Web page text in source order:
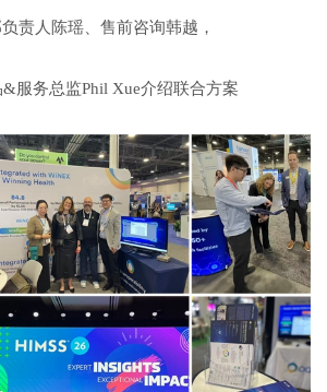
责人陈瑶、售前咨询韩越，
服务总监Phil Xue介绍联合方案